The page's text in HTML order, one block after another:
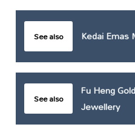
See also Kedai Emas
See also
Fu Heng
Jewellery